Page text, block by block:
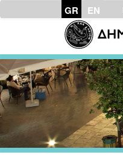
GR EN